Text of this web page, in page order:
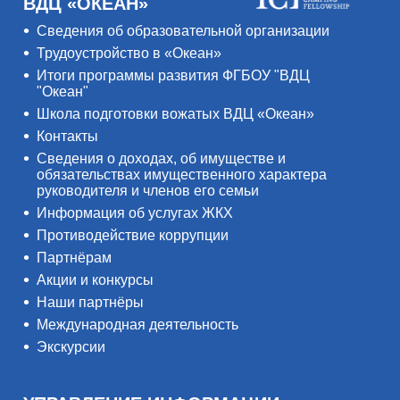
Сведения об образовательной организации
Трудоустройство в «Океан»
Итоги программы развития ФГБОУ "ВДЦ
"Океан"
Школа подготовки вожатых ВДЦ «Океан»
Контакты
Сведения о доходах, об имуществе и
обязательствах имущественного характера
руководителя и членов его семьи
Информация об услугах ЖКХ
Противодействие коррупции
Партнёрам
Акции и конкурсы
Наши партнёры
Международная деятельность
Экскурсии